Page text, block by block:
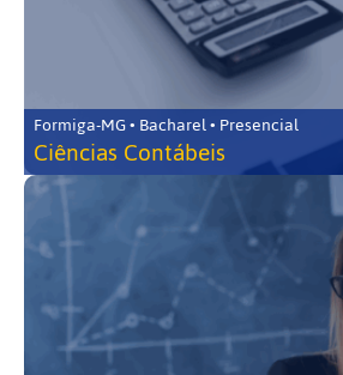
Formiga-MG • Bacharel • Presencial
Ciências Contábeis